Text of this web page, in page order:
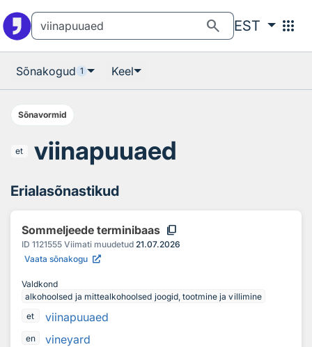
search EST apps
Sõnakogud 1 Keel
Sõnavormid
et viinapuuaed
Erialasõnastikud
Sommeljeede terminibaas content_copy
ID 1121555 Viimati muudetud 21.07.2026
Vaata sõnakogu
Valdkond
alkohoolsed ja mittealkohoolsed joogid, tootmine ja villimine
et
viinapuuaed
en
vineyard